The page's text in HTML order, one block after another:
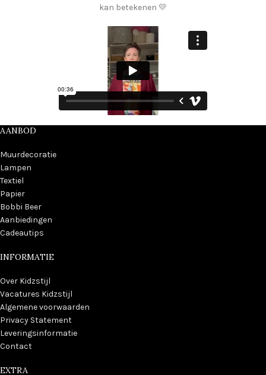
kan betekenen 💛
AANBOD
Muurdecoratie
Lampen
Textiel
Papier
Bobbi Beer
Aanbiedingen
Cadeautips
INFORMATIE
Over Kidzstijl
Vacatures Kidzstijl
Algemene voorwaarden
Privacy Statement
Leveringsinformatie
Contact
EXTRA